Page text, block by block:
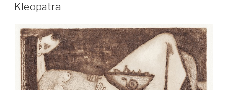
e
b
o
o
k
er
Kleopatra